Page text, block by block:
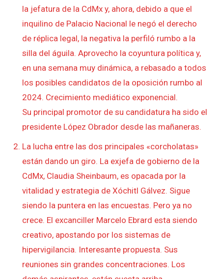
la jefatura de la CdMx y, ahora, debido a que el
inquilino de Palacio Nacional le negó el derecho
de réplica legal, la negativa la perfiló rumbo a la
silla del águila. Aprovecho la coyuntura política y,
en una semana muy dinámica, a rebasado a todos
los posibles candidatos de la oposición rumbo al
2024. Crecimiento mediático exponencial.
Su principal promotor de su candidatura ha sido el
presidente López Obrador desde las mañaneras.
La lucha entre las dos principales «corcholatas»
están dando un giro. La exjefa de gobierno de la
CdMx, Claudia Sheinbaum, es opacada por la
vitalidad y estrategia de Xóchitl Gálvez. Sigue
siendo la puntera en las encuestas. Pero ya no
crece. El excanciller Marcelo Ebrard esta siendo
creativo, apostando por los sistemas de
hipervigilancia. Interesante propuesta. Sus
reuniones sin grandes concentraciones. Los